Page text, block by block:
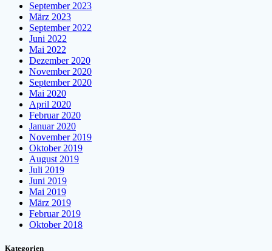
September 2023
März 2023
September 2022
Juni 2022
Mai 2022
Dezember 2020
November 2020
September 2020
Mai 2020
April 2020
Februar 2020
Januar 2020
November 2019
Oktober 2019
August 2019
Juli 2019
Juni 2019
Mai 2019
März 2019
Februar 2019
Oktober 2018
Kategorien